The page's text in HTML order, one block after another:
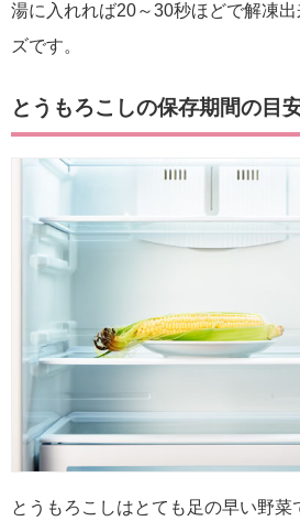
湯に入れれば20～30秒ほどで解凍
ズです。
とうもろこしの保存期間の目
とうもろこしはとても足の早い野